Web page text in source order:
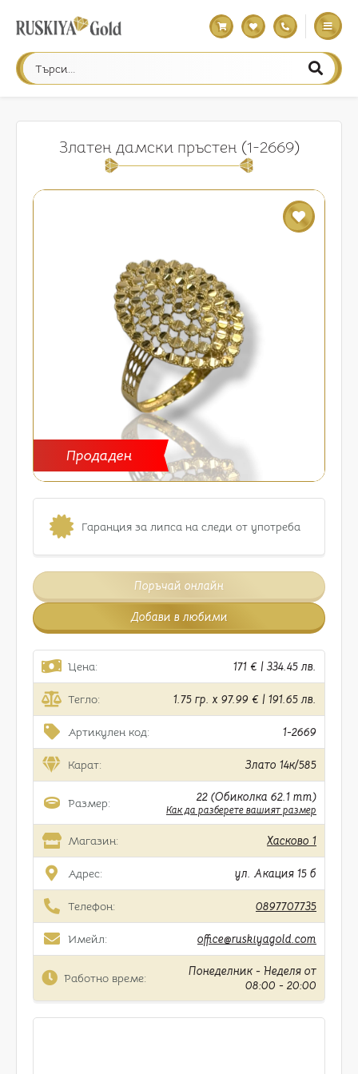
Златен дамски пръстен (1-2669)
Продаден
Гаранция за липса на следи от употреба
Поръчай онлайн
Добави в любими
Цена: 171 € | 334.45 лв.
Тегло: 1.75 гр. x 97.99 € | 191.65 лв.
Артикулен код: 1-2669
Карат: Злато 14к/585
Размер: 22 (Обиколка 62.1 mm)
Как да разберете вашият размер
Магазин: Хасково 1
Адрес: ул. Акация 15 б
Телефон: 0897707735
Имейл: office@ruskiyagold.com
Работно време:
Понеделник - Неделя от
08:00 - 20:00